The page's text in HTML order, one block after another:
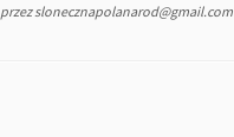
przezslonecznapolanarod@gmail.com